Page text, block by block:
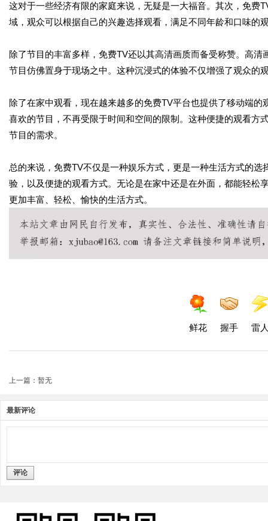
这对于一些经济有限的家庭来说，无疑是一大福音。其次，免费
域，观众可以根据自己的兴趣选择观看，满足不同年龄和口味的
除了节目的丰富多样，免费TV还以其高清画质而备受称赞。高
节目仿佛置身于现场之中。这种沉浸式的体验不仅增强了观众的
除了在家中观看，现在越来越多的免费TV平台也提供了移动端
喜欢的节目，不再受限于时间和空间的限制。这种便捷的观看方
节目的需求。
总的来说，免费TV不仅是一种娱乐方式，更是一种生活方式的
验，以及便捷的观看方式。无论是在家中还是在外面，都能轻松
更加丰富、轻松、愉快的生活方式。
鲜花 握手 雷
上一篇：暂无
最新评论
评论